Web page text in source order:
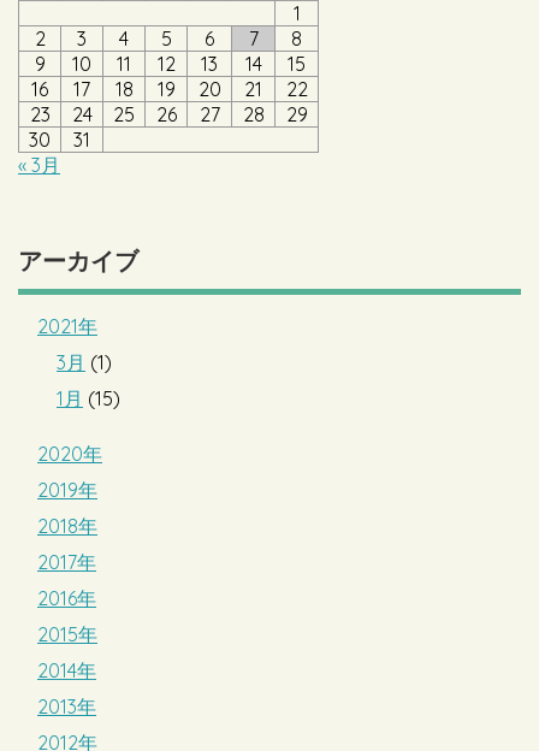
1
2
3 4 5 6 7
8
9
10 11 12 13 14
15
16
17 18 19 20 21
22
23
24 25 26 27 28
29
30
31
« 3月
アーカイブ
2021年
3月 (1)
1月 (15)
2020年
2019年
2018年
2017年
2016年
2015年
2014年
2013年
2012年